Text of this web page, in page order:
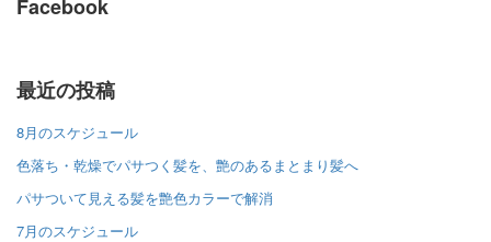
Facebook
最近の投稿
8月のスケジュール
色落ち・乾燥でパサつく髪を、艶のあるまとまり髪へ
パサついて見える髪を艶色カラーで解消
7月のスケジュール